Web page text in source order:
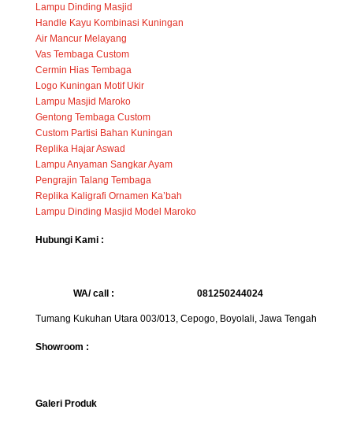
Lampu Dinding Masjid
Handle Kayu Kombinasi Kuningan
Air Mancur Melayang
Vas Tembaga Custom
Cermin Hias Tembaga
Logo Kuningan Motif Ukir
Lampu Masjid Maroko
Gentong Tembaga Custom
Custom Partisi Bahan Kuningan
Replika Hajar Aswad
Lampu Anyaman Sangkar Ayam
Pengrajin Talang Tembaga
Replika Kaligrafi Ornamen Ka’bah
Lampu Dinding Masjid Model Maroko
Hubungi Kami :
WA/ call : 081250244024
Tumang Kukuhan Utara 003/013, Cepogo, Boyolali, Jawa Tengah
Showroom :
Galeri Produk